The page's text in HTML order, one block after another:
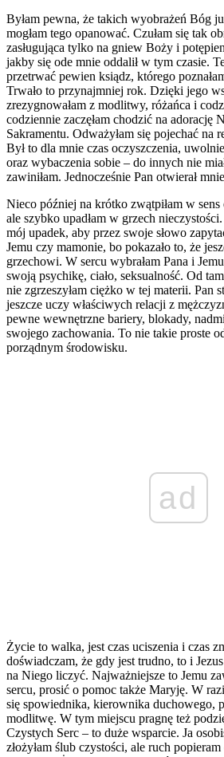
Byłam pewna, że takich wyobrażeń Bóg
mogłam tego opanować. Czułam się tak
zasługująca tylko na gniew Boży i
jakby się ode mnie oddalił w tym czasie.
przetrwać pewien ksiądz, którego
Trwało to przynajmniej rok. Dzięki jego
zrezygnowałam z modlitwy, różańca i
codziennie zaczęłam chodzić na adorację
Sakramentu. Odważyłam się pojechać na
Był to dla mnie czas oczyszczenia,
oraz wybaczenia sobie – do innych nie
zawiniłam. Jednocześnie Pan otwierał
Nieco później na krótko zwątpiłam w
ale szybko upadłam w grzech
mój upadek, aby przez swoje słowo
Jemu czy mamonie, bo pokazało to, że
grzechowi. W sercu wybrałam Pana i Jemu
swoją psychikę, ciało, seksualność. Od
nie zgrzeszyłam ciężko w tej materii. Pan
jeszcze uczy właściwych relacji z
pewne wewnętrzne bariery, blokady,
swojego zachowania. To nie takie proste
porządnym środowisku.
ad
Życie to walka, jest czas uciszenia i czas
doświadczam, że gdy jest trudno, to i
na Niego liczyć. Najważniejsze to Jemu
sercu, prosić o pomoc także Maryję. W
się spowiednika, kierownika duchowego,
modlitwę. W tym miejscu pragnę też
Czystych Serc – to duże wsparcie. Ja
złożyłam ślub czystości, ale ruch popieram